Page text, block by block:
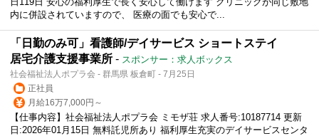
内に併設されていますので、 医療の面でも安心で...
「日勤のみ可」看護師/デイサービス ショートステイ
居宅介護支援事業所 - スポンサー：求人ボックス
社会福祉法人ポプラ会 - 群馬県 板倉町 - 7月25日
正社員
月給16万7,000円～
【仕事内容】社会福祉法人ポプラ会 ミモザ荘 求人番号:10187714 更新
日:2026年01月15日 無料託児所あり 福利厚生充実のデイサービスセンタ